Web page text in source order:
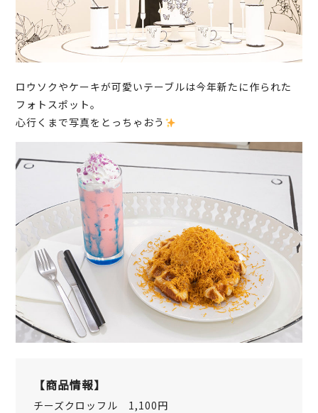
ロウソクやケーキが可愛いテーブルは今年新たに作られた
フォトスポット。
心行くまで写真をとっちゃおう
【商品情報】
チーズクロッフル 1,100円